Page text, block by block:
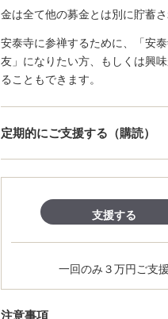
金は全て他の募金とは別に貯蓄さ
安泰寺に参禅するために、「安
友」になりたい方、もしくは興
ることもできます。
定期的にご支援する（購読）
一回のみ３万円ご支援
注意事項